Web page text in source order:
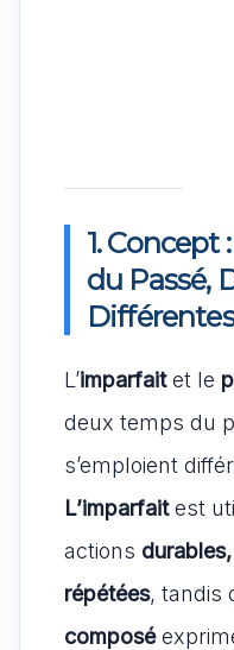
1. Concept
du Passé,
Différentes
L’imparfaitet le
deux temps du
s’emploient
L’imparfaitest
actions
répétées, tandis
composé